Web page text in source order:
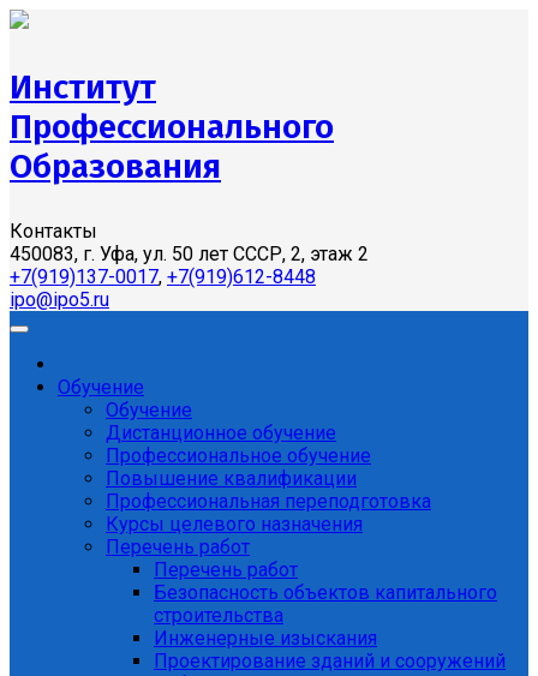
Институт
Профессионального
Образования
Контакты
450083, г. Уфа, ул. 50 лет СССР, 2, этаж 2
+7(919)137-0017, +7(919)612-8448
ipo@ipo5.ru
Обучение
Обучение
Дистанционное обучение
Профессиональное обучение
Повышение квалификации
Профессиональная переподготовка
Курсы целевого назначения
Перечень работ
Перечень работ
Безопасность объектов капитального
строительства
Инженерные изыскания
Проектирование зданий и сооружений